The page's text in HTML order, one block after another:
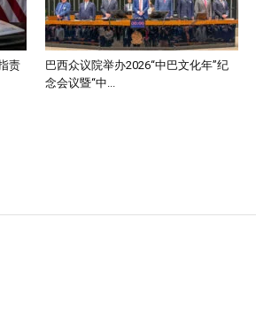
责
巴西众议院举办2026“中巴文化年”纪
念会议暨“中...